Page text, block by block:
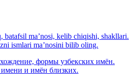
batafsil ma’nosi, kelib chiqishi, shakllari.
ismlari ma’nosini bilib oling.
формы узбекских имён.
и имён близких.